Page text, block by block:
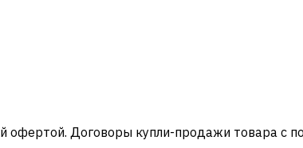
офертой. Договоры купли-продажи товара с